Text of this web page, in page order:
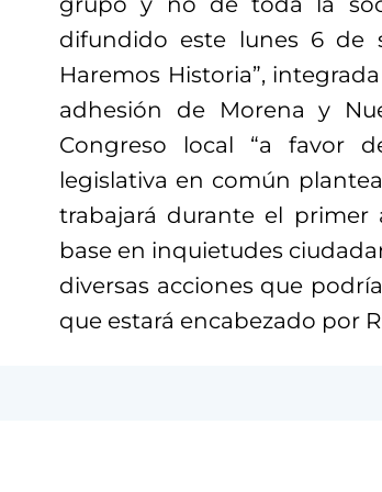
difundido este lunes 6 de
Haremos Historia”,
adhesión de Morena y
Congreso local “a favor
legislativa en común
trabajará durante el primer
base en inquietudes
diversas acciones que
que estará encabezado por